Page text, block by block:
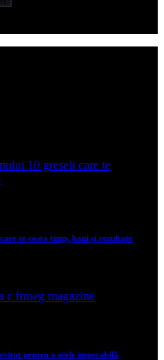
te costa timp, bani și rezultate
pentru o piele impecabilă